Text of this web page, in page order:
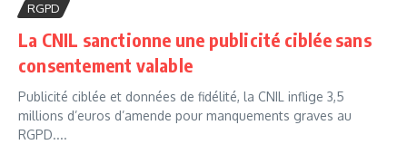
RGPD
La CNIL sanctionne une publicité ciblée sans
consentement valable
Publicité ciblée et données de fidélité, la CNIL inflige 3,5
millions d’euros d’amende pour manquements graves au
RGPD....